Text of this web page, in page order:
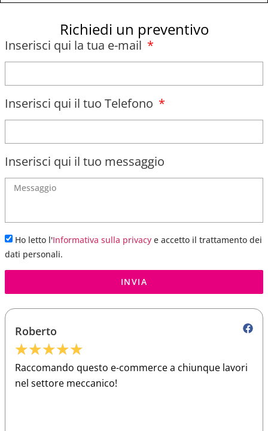
Richiedi un preventivo
Inserisci qui la tua e-mail
Inserisci qui il tuo Telefono
Inserisci qui il tuo messaggio
Ho letto l'Informativa sulla privacy e accetto il trattamento dei
dati personali.
INVIA
Roberto
★★★★★
Raccomando questo e-commerce a chiunque lavori
nel settore meccanico!